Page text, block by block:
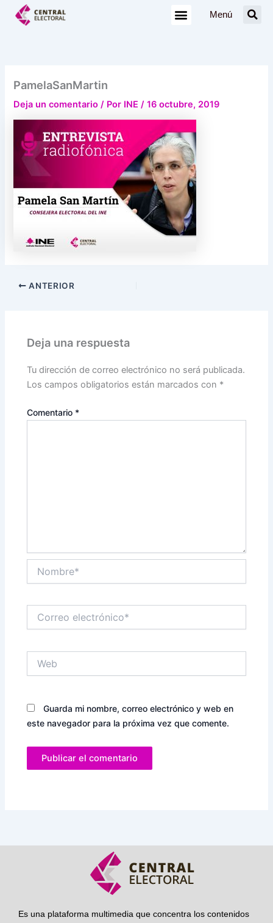
Menú
PamelaSanMartin
Deja un comentario / Por INE/16 octubre, 2019
ANTERIOR
Deja una respuesta
Tu dirección de correo electrónico no será publicada.
Los campos obligatorios están marcados con *
Comentario *
electrónico*
Guarda mi nombre, correo electrónico y web en
este navegador para la próxima vez que comente.
Es una plataforma multimedia que concentra los contenidos